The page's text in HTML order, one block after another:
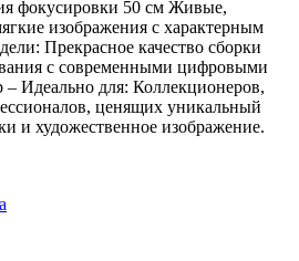
фокусировки 50 см Живые,
изображения с характерным
Прекрасное качество сборки
с современными цифровыми
– Идеально для: Коллекционеров,
ценящих уникальный
и художественное изображение.